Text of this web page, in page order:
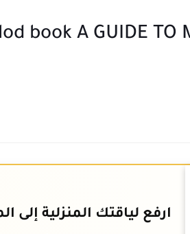
book A GUIDE TO
ارفع لياقتك المنزلية إلى